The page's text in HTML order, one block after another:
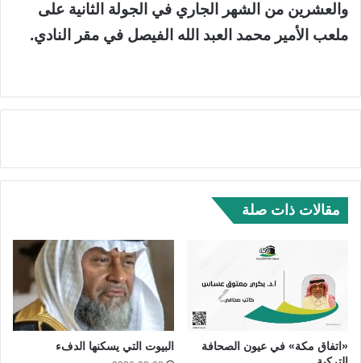
والعشرين من الشهر الجاري في الجولة الثانية على
ملعب الأمير محمد العبد الله الفيصل في مقر النادي.
مقالات ذات صلة
«اتفاق مكة» في عيون الصحافة
البيوت التي يسكنها الدفء